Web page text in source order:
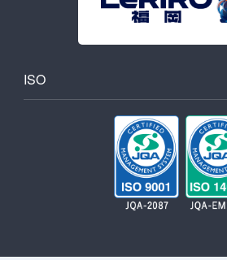
ISO